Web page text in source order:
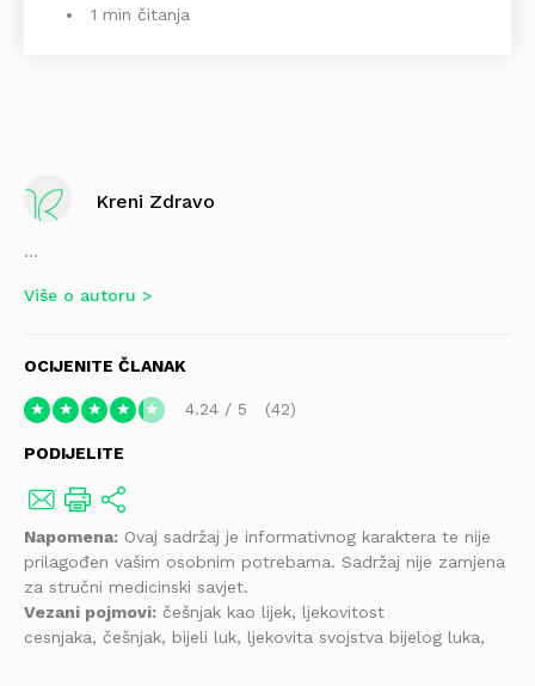
1 min čitanja
Kreni Zdravo
...
Više o autoru
OCIJENITE ČLANAK
★ ★ ★ ★ ★ 4.24 / 5 42
PODIJELITE
Napomena: Ovaj sadržaj je informativnog karaktera te nije
prilagođen vašim osobnim potrebama. Sadržaj nije zamjena
za stručni medicinski savjet.
Vezani pojmovi: češnjak kao lijek, ljekovitost
cesnjaka, češnjak, bijeli luk, ljekovita svojstva bijelog luka,